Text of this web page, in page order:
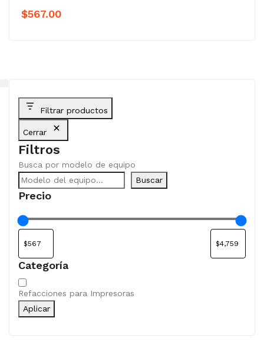
$567.00
Filtrar productos
Cerrar
Filtros
Busca por modelo de equipo
Buscar
Precio
Categoría
Categoría
Refacciones para Impresoras
Aplicar